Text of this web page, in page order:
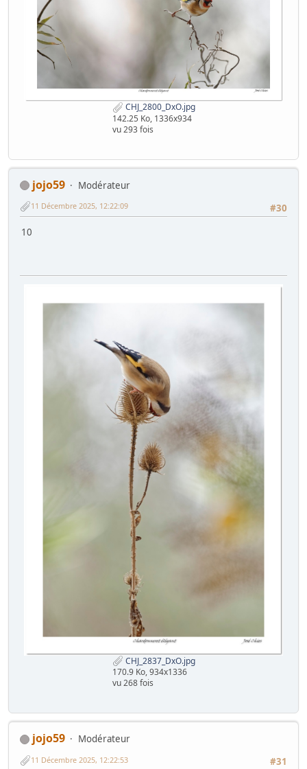
CHJ_2800_DxO.jpg
142.25 Ko, 1336x934
vu 293 fois
jojo59
Modérateur
#30
11 Décembre 2025, 12:22:09
10
CHJ_2837_DxO.jpg
170.9 Ko, 934x1336
vu 268 fois
jojo59
Modérateur
#31
11 Décembre 2025, 12:22:53